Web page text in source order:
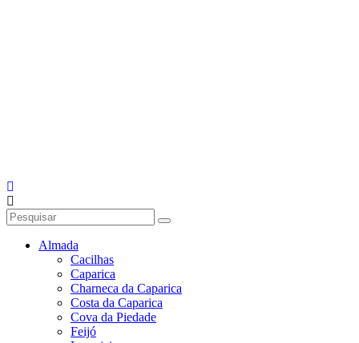
Almada
Cacilhas
Caparica
Charneca da Caparica
Costa da Caparica
Cova da Piedade
Feijó